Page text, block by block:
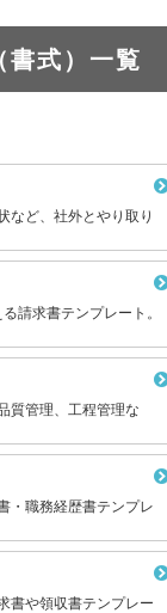
書式）一覧
など、社外とやり取り
請求書テンプレート。
質管理、工程管理な
・職務経歴書テンプレ
書や領収書テンプレー